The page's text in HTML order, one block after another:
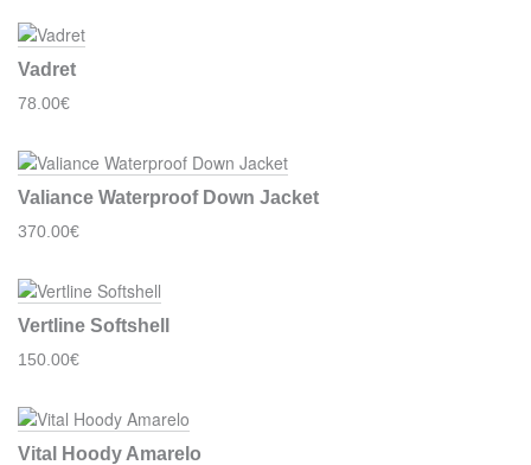
Vadret
78.00€
Valiance Waterproof Down Jacket
370.00€
Vertline Softshell
150.00€
Vital Hoody Amarelo